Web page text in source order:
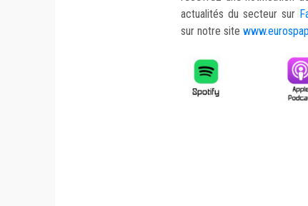
actualités du secteur sur
sur notre site